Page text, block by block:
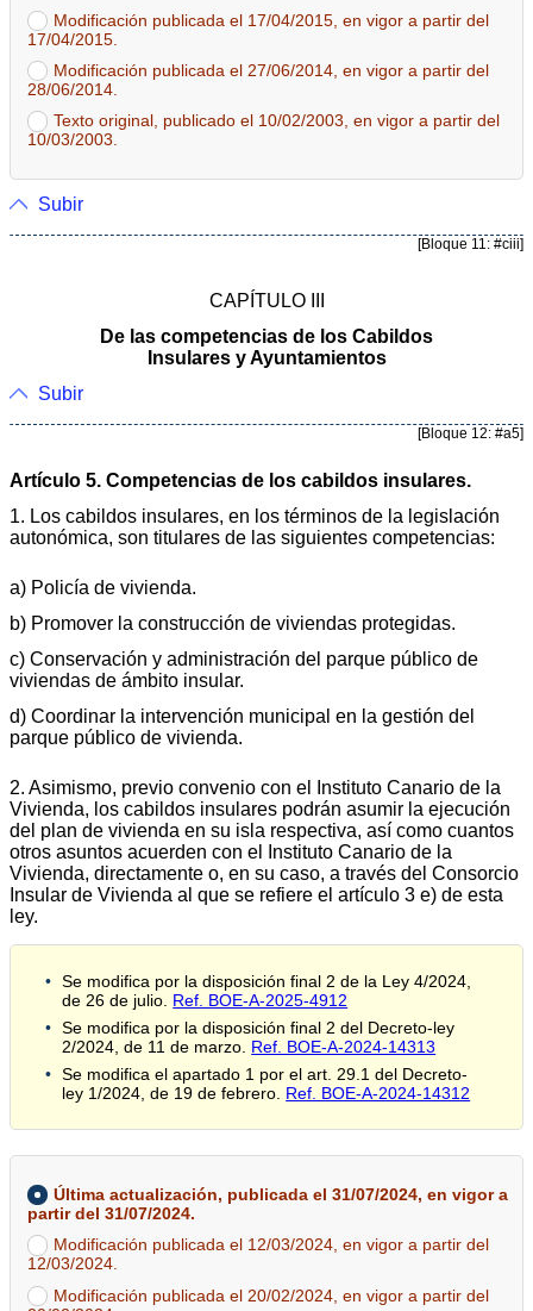
Modificación publicada el 17/04/2015, en vigor a partir del
17/04/2015.
Modificación publicada el 27/06/2014, en vigor a partir del
28/06/2014.
Texto original, publicado el 10/02/2003, en vigor a partir del
10/03/2003.
Subir
[Bloque 11: #ciii]
CAPÍTULO III
De las competencias de los Cabildos
Insulares y Ayuntamientos
Subir
[Bloque 12: #a5]
Artículo 5. Competencias de los cabildos insulares.
1. Los cabildos insulares, en los términos de la legislación
autonómica, son titulares de las siguientes competencias:
a) Policía de vivienda.
b) Promover la construcción de viviendas protegidas.
c) Conservación y administración del parque público de
viviendas de ámbito insular.
d) Coordinar la intervención municipal en la gestión del
parque público de vivienda.
2. Asimismo, previo convenio con el Instituto Canario de la
Vivienda, los cabildos insulares podrán asumir la ejecución
del plan de vivienda en su isla respectiva, así como cuantos
otros asuntos acuerden con el Instituto Canario de la
Vivienda, directamente o, en su caso, a través del Consorcio
Insular de Vivienda al que se refiere el artículo 3 e) de esta
ley.
Se modifica por la disposición final 2 de la Ley 4/2024,
de 26 de julio. Ref. BOE-A-2025-4912
Se modifica por la disposición final 2 del Decreto-ley
2/2024, de 11 de marzo. Ref. BOE-A-2024-14313
Se modifica el apartado 1 por el art. 29.1 del Decreto-
ley 1/2024, de 19 de febrero. Ref. BOE-A-2024-14312
Última actualización, publicada el 31/07/2024, en vigor a
partir del 31/07/2024.
Modificación publicada el 12/03/2024, en vigor a partir del
12/03/2024.
Modificación publicada el 20/02/2024, en vigor a partir del